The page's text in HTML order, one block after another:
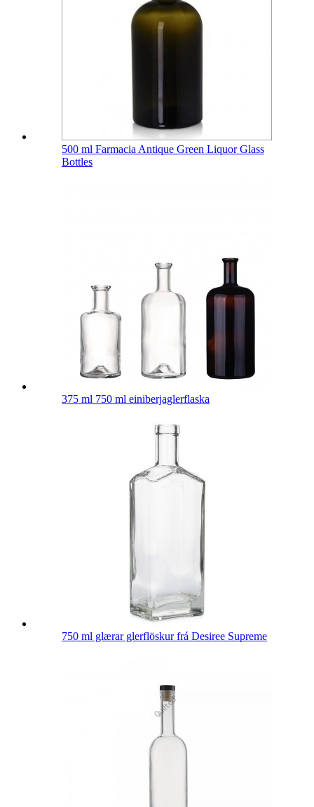
500 ml Farmacia Antique Green Liquor Glass
Bottles
375 ml 750 ml einiberjaglerflaska
750 ml glærar glerflöskur frá Desiree Supreme